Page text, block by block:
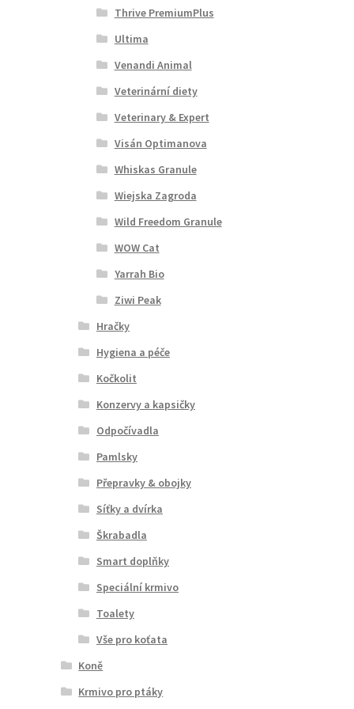
Thrive PremiumPlus
Ultima
Venandi Animal
Veterinární diety
Veterinary & Expert
Visán Optimanova
Whiskas Granule
Wiejska Zagroda
Wild Freedom Granule
WOW Cat
Yarrah Bio
Ziwi Peak
Hračky
Hygiena a péče
Kočkolit
Konzervy a kapsičky
Odpočívadla
Pamlsky
Přepravky & obojky
Síťky a dvírka
Škrabadla
Smart doplňky
Speciální krmivo
Toalety
Vše pro koťata
Koně
Krmivo pro ptáky